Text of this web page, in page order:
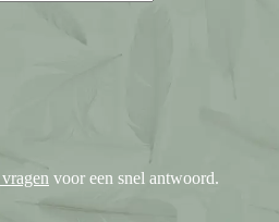
voor een snel antwoord.